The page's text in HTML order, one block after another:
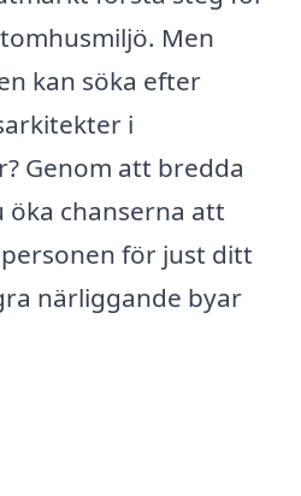
Men
kan söka efter
i
Genom att bredda
öka chanserna att
för just ditt
närliggande byar